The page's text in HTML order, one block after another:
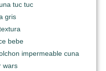
tuc tuc
gris
bebe
impermeable cuna
wars